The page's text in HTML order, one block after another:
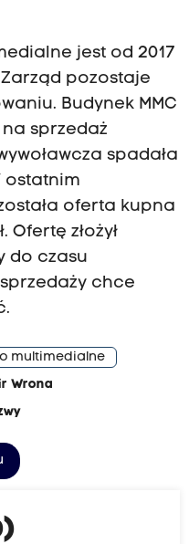
jest od 2017
pozostaje
Budynek MMC
na sprzedaż
spadała
ostatnim
oferta kupna
Ofertę złożył
do czasu
chce
multimedialne
Wrona